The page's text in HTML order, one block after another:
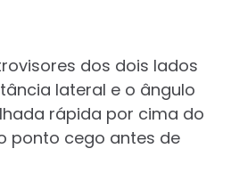
dos dois lados
lateral e o ângulo
rápida por cima do
ponto cego antes de